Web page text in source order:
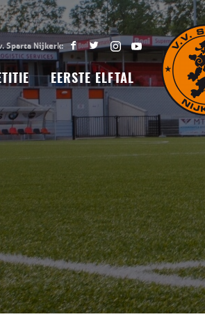
EERSTE ELFTAL